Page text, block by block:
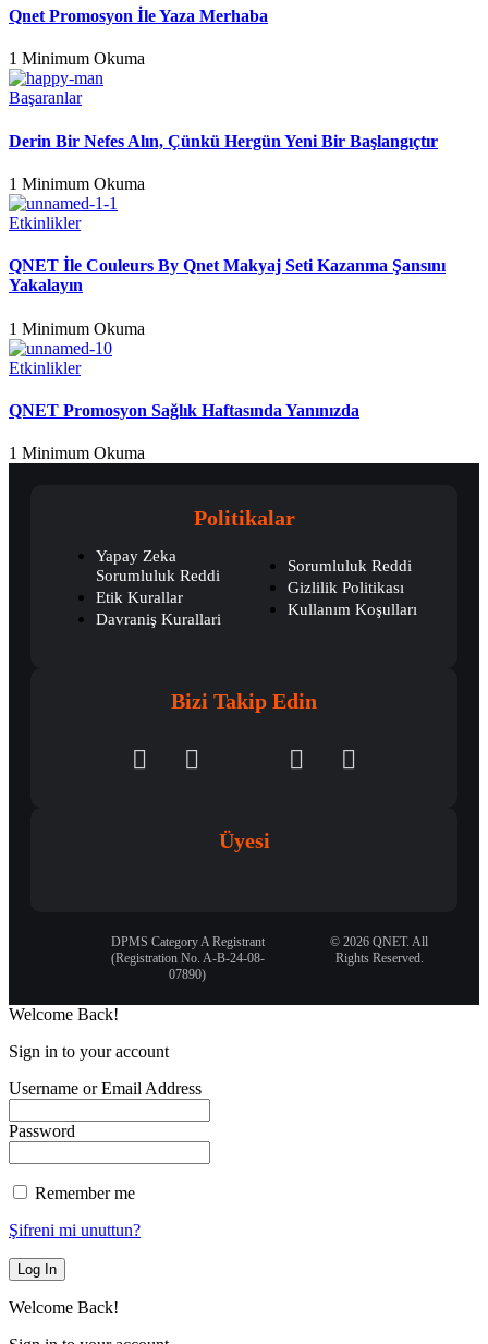
Qnet Promosyon İle Yaza Merhaba
1 Minimum Okuma
Başaranlar
Derin Bir Nefes Alın, Çünkü Hergün Yeni Bir Başlangıçtır
1 Minimum Okuma
Etkinlikler
QNET İle Couleurs By Qnet Makyaj Seti Kazanma Şansını
Yakalayın
1 Minimum Okuma
Etkinlikler
QNET Promosyon Sağlık Haftasında Yanınızda
1 Minimum Okuma
Politikalar
Yapay Zeka
Sorumluluk Reddi
Etik Kurallar
Davraniş Kurallari
Sorumluluk Reddi
Gizlilik Politikası
Kullanım Koşulları
Bizi Takip Edin
Üyesi
© 2026 QNET. All
Rights Reserved.
DPMS Category A Registrant
(Registration No. A-B-24-08-
07890)
Welcome Back!
Sign in to your account
Username or Email Address
Password
Remember me
Şifreni mi unuttun?
Welcome Back!